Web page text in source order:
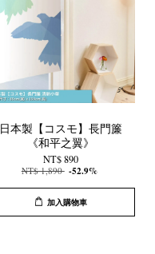
日本製【コスモ】長門簾
《和平之翼》
NT$ 890
NT$ 1,890 -52.9%
加入購物車